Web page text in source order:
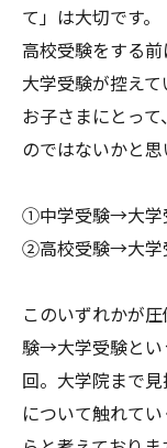
て」は大切です。
高校受験をする
大学受験が控えて
お子さまにとっ
のではないかと思
①中学受験→大学
②高校受験→大学
このいずれかが
験→大学受験とい
回。大学院まで
について触れて